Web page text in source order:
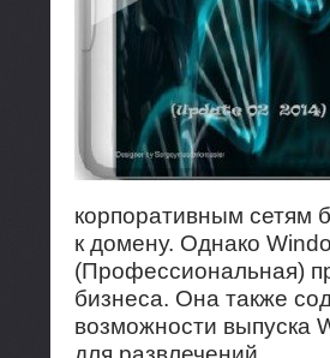
корпоративным сетям
к домену. Однако
(Профессиональная)
бизнеса. Она также
возможности выпуска